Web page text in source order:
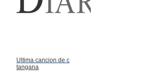
Ultima cancion de c
tangana